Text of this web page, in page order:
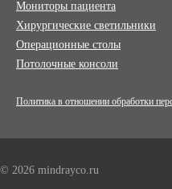
Мониторы пациента
Хирургические светильники
Операционные столы
Потолочные консоли
Политика в отношении обработки
© 2026 mindrayco.ru